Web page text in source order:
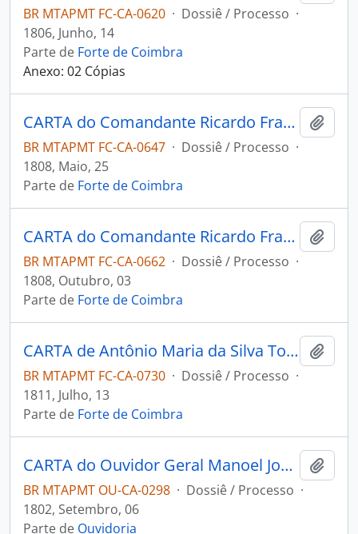
BR MTAPMT FC-CA-0620 · Dossiê / Processo ·
1806, Junho, 14
Parte de Forte de Coimbra
Anexo: 02 Cópias
CARTA do Comandante Ricardo Franco de Almeida Serra ao Governador e Capitão General da Capitania de Mato Grosso João Carlos Augusto de Oeynhausen Gravemberg.
BR MTAPMT FC-CA-0647 · Dossiê / Processo ·
1808, Maio, 25
Parte de Forte de Coimbra
CARTA do Comandante Ricardo Franco de Almeida Serra ao [Governador e Capitão General da Capitania de Mato Grosso João Carlos Augusto de Oeynhausen Gravemberg].
BR MTAPMT FC-CA-0662 · Dossiê / Processo ·
1808, Outubro, 03
Parte de Forte de Coimbra
CARTA de Antônio Maria da Silva Torres ao Governador e Capitão-General da Capitania de Mato Grosso João Carlos Augusto D' Oeynhausen e Gravemberg.
BR MTAPMT FC-CA-0730 · Dossiê / Processo ·
1811, Julho, 13
Parte de Forte de Coimbra
CARTA do Ouvidor Geral Manoel Joaquim Ribeiro Freire ao Governador e Capitão-General da Capitania de Mato Grosso Caetano Pinto de Miranda e Montenegro.
BR MTAPMT OU-CA-0298 · Dossiê / Processo ·
1802, Setembro, 06
Parte de Ouvidoria